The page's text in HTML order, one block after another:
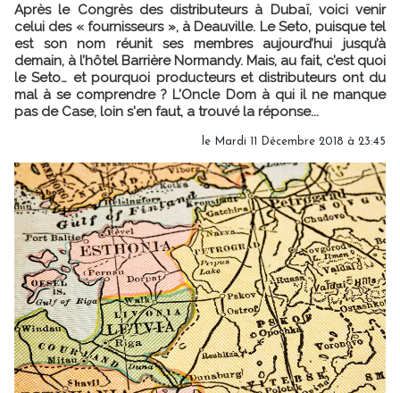
Après le Congrès des distributeurs à Dubaï, voici venir
celui des « fournisseurs », à Deauville. Le Seto, puisque tel
est son nom réunit ses membres aujourd’hui jusqu’à
demain, à l’hôtel Barrière Normandy. Mais, au fait, c’est quoi
le Seto… et pourquoi producteurs et distributeurs ont du
mal à se comprendre ? L'Oncle Dom à qui il ne manque
pas de Case, loin s'en faut, a trouvé la réponse...
le Mardi 11 Décembre 2018 à 23:45